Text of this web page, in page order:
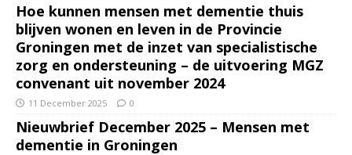
Hoe kunnen mensen met dementie thuis
blijven wonen en leven in de Provincie
Groningen met de inzet van specialistische
zorg en ondersteuning – de uitvoering MGZ
convenant uit november 2024
11 December 2025 0
Nieuwbrief December 2025 – Mensen met
dementie in Groningen